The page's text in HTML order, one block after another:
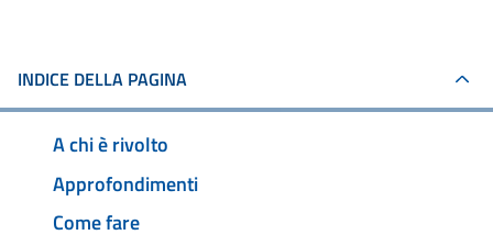
INDICE DELLA PAGINA
A chi è rivolto
Approfondimenti
Come fare